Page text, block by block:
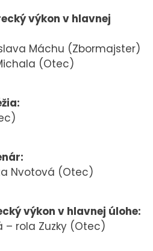
výkon v hlavnej
Máchu (Zbormajster)
(Otec)
Nvotová (Otec)
výkon v hlavnej úlohe:
– rola Zuzky (Otec)